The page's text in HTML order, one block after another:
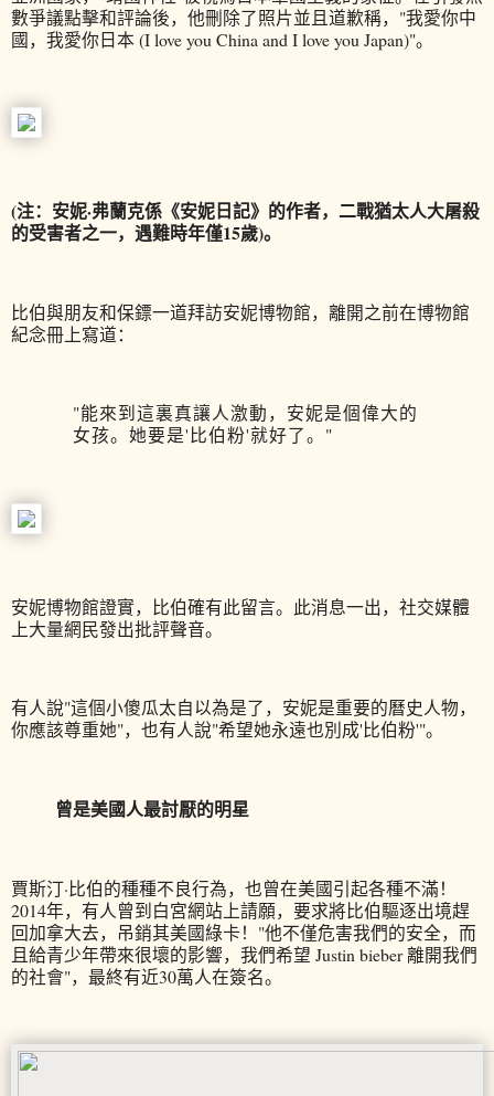
數爭議點擊和評論後，他刪除了照片並且道歉稱，"我愛你中
國，我愛你日本 (I love you China and I love you Japan)"。
(注：安妮·弗蘭克係《安妮日記》的作者，二戰猶太人大屠殺
的受害者之一，遇難時年僅15歲)。
比伯與朋友和保鏢一道拜訪安妮博物館，離開之前在博物館
紀念冊上寫道：
"能來到這裏真讓人激動，安妮是個偉大的
女孩。她要是'比伯粉'就好了。"
安妮博物館證實，比伯確有此留言。此消息一出，社交媒體
上大量網民發出批評聲音。
有人說"這個小傻瓜太自以為是了，安妮是重要的曆史人物，
你應該尊重她"，也有人說"希望她永遠也別成'比伯粉'"。
曾是美國人最討厭的明星
賈斯汀·比伯的種種不良行為，也曾在美國引起各種不滿！
2014年，有人曾到白宮網站上請願，要求將比伯驅逐出境趕
回加拿大去，吊銷其美國綠卡！"他不僅危害我們的安全，而
且給青少年帶來很壞的影響，我們希望 Justin bieber 離開我們
的社會"，最終有近30萬人在簽名。